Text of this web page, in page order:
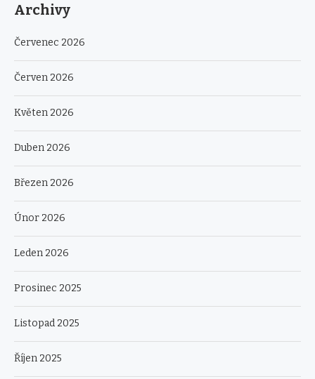
Archivy
Červenec 2026
Červen 2026
Květen 2026
Duben 2026
Březen 2026
Únor 2026
Leden 2026
Prosinec 2025
Listopad 2025
Říjen 2025